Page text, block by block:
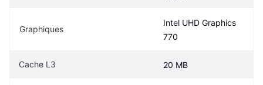
Graphiques
Intel UHD Graphics
770
Cache L3 20 MB